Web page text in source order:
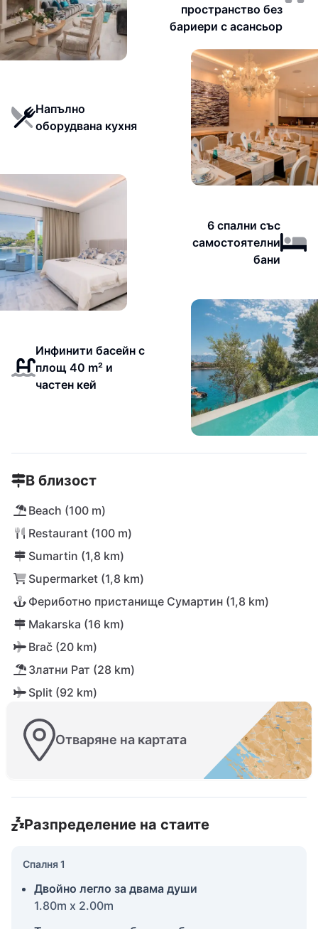
пространство без
бариери с асансьор
Напълно
оборудвана кухня
6 спални със
самостоятелни
бани
Инфинити басейн с
площ 40 m² и
частен кей
В близост
Beach (100 m)
Restaurant (100 m)
Sumartin (1,8 km)
Supermarket (1,8 km)
Фериботно пристанище Сумартин (1,8 km)
Makarska (16 km)
Brač (20 km)
Златни Рат (28 km)
Split (92 km)
Отваряне на картата
Разпределение на стаите
Спалня 1
Двойно легло за двама души
1.80m x 2.00m